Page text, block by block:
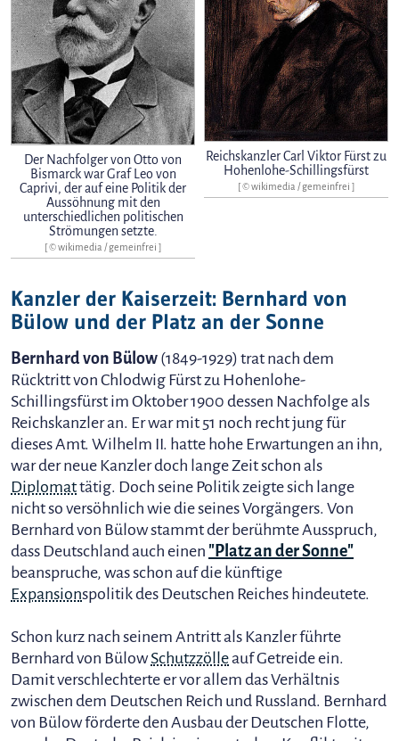
Der Nachfolger von Otto von
Bismarck war Graf Leo von
Caprivi, der auf eine Politik der
Aussöhnung mit den
unterschiedlichen politischen
Strömungen setzte.
[ © wikimedia / gemeinfrei ]
Reichskanzler Carl Viktor Fürst zu
Hohenlohe-Schillingsfürst
[ © wikimedia / gemeinfrei ]
Kanzler der Kaiserzeit: Bernhard von
Bülow und der Platz an der Sonne
Bernhard von Bülow (1849-1929) trat nach dem
Rücktritt von Chlodwig Fürst zu Hohenlohe-
Schillingsfürst im Oktober 1900 dessen Nachfolge als
Reichskanzler an. Er war mit 51 noch recht jung für
dieses Amt. Wilhelm II. hatte hohe Erwartungen an ihn,
war der neue Kanzler doch lange Zeit schon als
Diplomattätig. Doch seine Politik zeigte sich lange
nicht so versöhnlich wie die seines Vorgängers. Von
Bernhard von Bülow stammt der berühmte Ausspruch,
dass Deutschland auch einen "Platz an der Sonne"
beanspruche, was schon auf die künftige
Expansionspolitik des Deutschen Reiches hindeutete.
Schon kurz nach seinem Antritt als Kanzler führte
Bernhard von BülowSchutzzölleauf Getreide ein.
Damit verschlechterte er vor allem das Verhältnis
zwischen dem Deutschen Reich und Russland. Bernhard
von Bülow förderte den Ausbau der Deutschen Flotte,